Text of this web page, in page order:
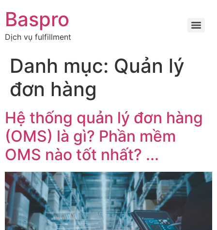
Baspro
Dịch vụ fulfillment
Danh mục: Quản lý
đơn hàng
Hệ thống quản lý đơn hàng
(OMS) là gì? Phần mềm
OMS nào tốt nhất? ...